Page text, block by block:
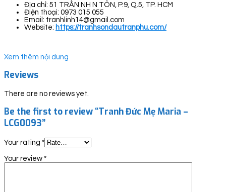
Địa chỉ: 51 TRẦN NH N TÔN, P.9, Q.5, TP. HCM
Điện thoại: 0973 015 055
Email: tranhlinh14@gmail.com
Website: https://tranhsondautranphu.com/
Xem thêm nội dung
Reviews
There are no reviews yet.
Be the first to review “Tranh Đức Mẹ Maria –
LCG0093”
Your rating *
Your review *